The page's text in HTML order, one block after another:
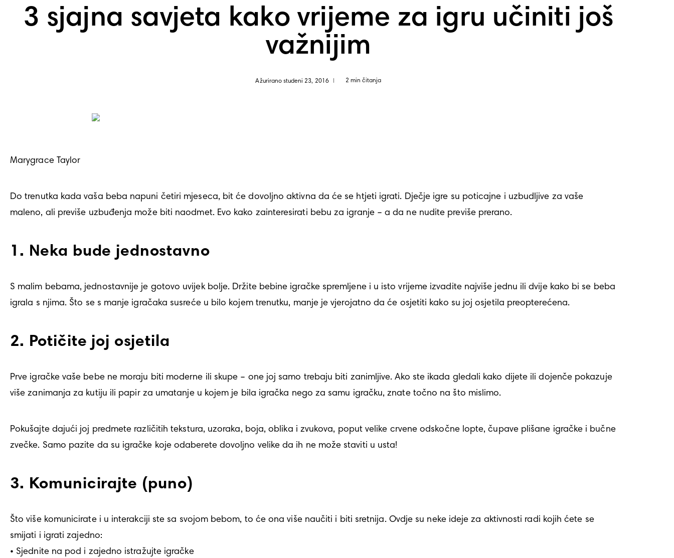
3 sjajna savjeta kako vrijeme za igru učiniti još
važnijim
Ažurirano studeni 23, 2016 2 min čitanja
Marygrace Taylor
Do trenutka kada vaša beba napuni četiri mjeseca, bit će dovoljno aktivna da će se htjeti igrati. Dječje igre su poticajne i uzbudljive za vaše
maleno, ali previše uzbuđenja može biti naodmet. Evo kako zainteresirati bebu za igranje – a da ne nudite previše prerano.
1. Neka bude jednostavno
S malim bebama, jednostavnije je gotovo uvijek bolje. Držite bebine igračke spremljene i u isto vrijeme izvadite najviše jednu ili dvije kako bi se beba
igrala s njima. Što se s manje igračaka susreće u bilo kojem trenutku, manje je vjerojatno da će osjetiti kako su joj osjetila preopterećena.
2. Potičite joj osjetila
Prve igračke vaše bebe ne moraju biti moderne ili skupe – one joj samo trebaju biti zanimljive. Ako ste ikada gledali kako dijete ili dojenče pokazuje
više zanimanja za kutiju ili papir za umatanje u kojem je bila igračka nego za samu igračku, znate točno na što mislimo.
Pokušajte dajući joj predmete različitih tekstura, uzoraka, boja, oblika i zvukova, poput velike crvene odskočne lopte, čupave plišane igračke i bučne
zvečke. Samo pazite da su igračke koje odaberete dovoljno velike da ih ne može staviti u usta!
3. Komunicirajte (puno)
Što više komunicirate i u interakciji ste sa svojom bebom, to će ona više naučiti i biti sretnija. Ovdje su neke ideje za aktivnosti radi kojih ćete se
smijati i igrati zajedno:
• Sjednite na pod i zajedno istražujte igračke